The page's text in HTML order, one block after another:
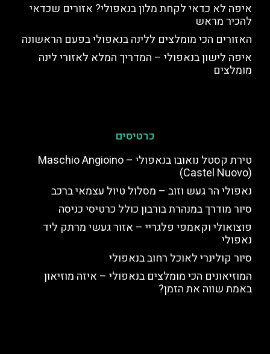
איפה לא כדאי לקחת מלון בנאפולי? אזורים שכדאי
להכיר מראש
האזורים הכי מומלצים ללינה בנאפולי בפעם הראשונה
איפה לישון בנאפולי – המדריך המלא לאזורי לינה
מומלצים
כרטיסים
טירת קסטל נואובו בנאפולי – Maschio Angioino
(Castel Nuovo)
נאפולי הר געש וזוב – מסלול טיול עצמאי ברכב
סיור מודרך במנהרת בורבון כולל כרטיסי כניסה
פוצואולי וקאמפי פלגריי – אזור געשי מרתק ליד
נאפולי
סיור קולינרי לאוכל רחוב בנאפולי
המוזיאונים הכי מומלצים בנאפולי – איזה מוזיאון
באמת שווה את הזמן?